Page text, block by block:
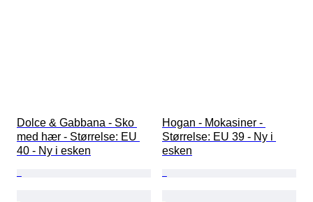
Dolce & Gabbana - Sko
med hær - Størrelse: EU
40 - Ny i esken
Hogan - Mokasiner -
Størrelse: EU 39 - Ny i
esken